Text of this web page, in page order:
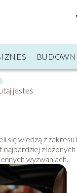
jesteś
się wiedzą z
wyzwaniach.